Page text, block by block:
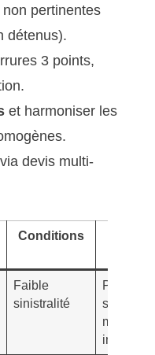
non pertinentes
détenus).
3 points,
et harmoniser les
via devis multi-
Conditions
Faible
sinistralité
Petits
sinistres
moins